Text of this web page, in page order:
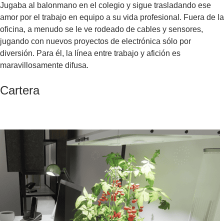
Jugaba al balonmano en el colegio y sigue trasladando ese
amor por el trabajo en equipo a su vida profesional. Fuera de la
oficina, a menudo se le ve rodeado de cables y sensores,
jugando con nuevos proyectos de electrónica sólo por
diversión. Para él, la línea entre trabajo y afición es
maravillosamente difusa.
Cartera